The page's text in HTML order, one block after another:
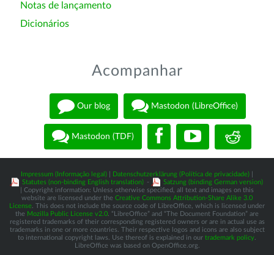
Notas de lançamento
Dicionários
Acompanhar
Our blog Mastodon (LibreOffice)
Mastodon (TDF)
Impressum (Informação legal) Datenschutzerklärung (Política de privacidade)
Statutes (non-binding English translation) -
Satzung (binding German version)
| Copyright information: Unless otherwise specified, all text and images on this
website are licensed under the Creative Commons Attribution-Share Alike 3.0
License . This does not include the source code of LibreOffice, which is licensed under
the Mozilla Public License v2.0 . “LibreOffice” and “The Document Foundation” are
registered trademarks of their corresponding registered owners or are in actual use as
trademarks in one or more countries. Their respective logos and icons are also subject
to international copyright laws. Use thereof is explained in our trademark policy
LibreOffice was based on OpenOffice.org.